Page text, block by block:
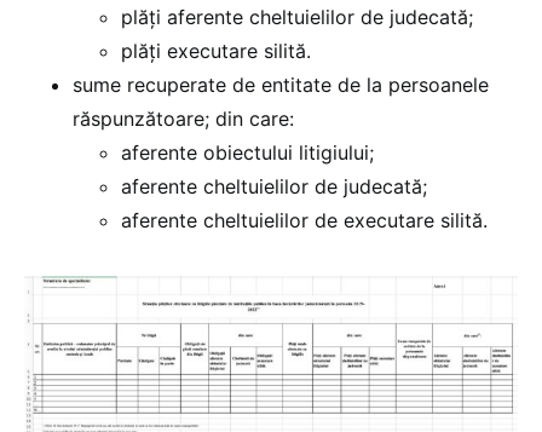
plăți aferente cheltuielilor de judecată;
plăți executare silită.
sume recuperate de entitate de la persoanele
răspunzătoare; din care:
aferente obiectului litigiului;
aferente cheltuielilor de judecată;
aferente cheltuielilor de executare silită.